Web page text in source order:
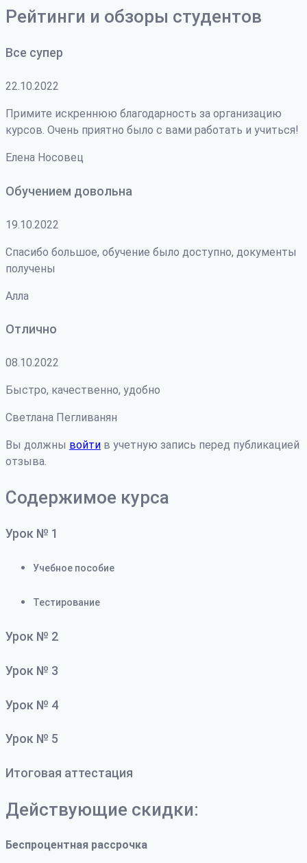
Рейтинги и обзоры студентов
Все супер
22.10.2022
Примите искреннюю благодарность за организацию
курсов. Очень приятно было с вами работать и учиться!
Елена Носовец
Обучением довольна
19.10.2022
Спасибо большое, обучение было доступно, документы
получены
Алла
Отлично
08.10.2022
Быстро, качественно, удобно
Светлана Пегливанян
Вы должны войти в учетную запись перед публикацией
отзыва.
Содержимое курса
Урок № 1
Учебное пособие
Тестирование
Урок № 2
Урок № 3
Урок № 4
Урок № 5
Итоговая аттестация
Действующие скидки:
Беспроцентная рассрочка